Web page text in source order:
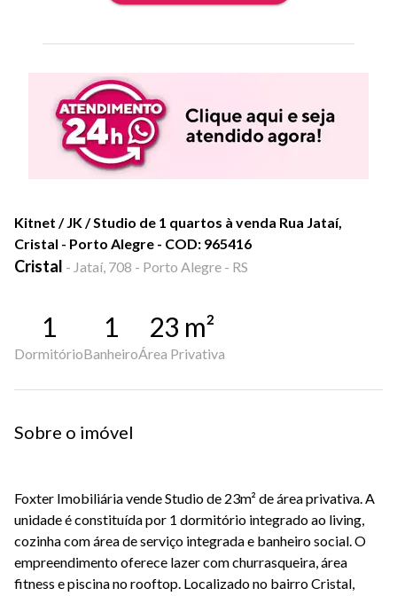
Kitnet / JK / Studio de 1 quartos à venda Rua Jataí,
Cristal - Porto Alegre - COD: 965416
Cristal - Jataí, 708 - Porto Alegre - RS
1
Dormitório
1
Banheiro
23 m²
Área Privativa
Sobre o imóvel
Foxter Imobiliária vende Studio de 23m² de área privativa. A
unidade é constituída por 1 dormitório integrado ao living,
cozinha com área de serviço integrada e banheiro social. O
empreendimento oferece lazer com churrasqueira, área
fitness e piscina no rooftop. Localizado no bairro Cristal,